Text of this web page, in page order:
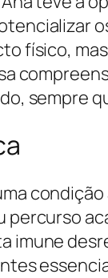
físico,
sempre
percurso
imune